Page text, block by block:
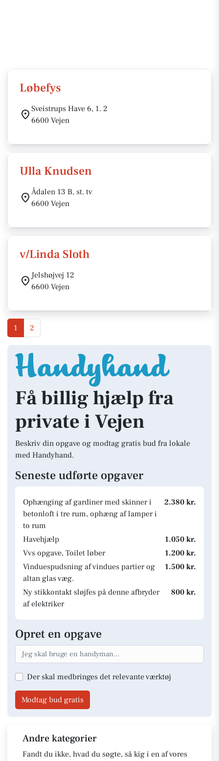
Løbefys
Sveistrups Have 6, 1. 2
6600 Vejen
Ulla Knudsen
Ådalen 13 B, st. tv
6600 Vejen
v/Linda Sloth
Jelshøjvej 12
6600 Vejen
1 2
Få billig hjælp fra
private i Vejen
Beskriv din opgave og modtag gratis bud fra lokale
med Handyhand.
Seneste udførte opgaver
Ophænging af gardiner med skinner i
betonloft i tre rum, ophæng af lamper i
to rum
2.380 kr.
Havehjælp
1.050 kr.
Vvs opgave, Toilet løber
1.200 kr.
Vinduespudsning af vindues partier og
altan glas væg.
1.500 kr.
Ny stikkontakt sløjfes på denne afbryder
af elektriker
800 kr.
Opret en opgave
Der skal medbringes det relevante værktøj
Modtag bud gratis
Andre kategorier
Fandt du ikke, hvad du søgte, så kig i en af vores